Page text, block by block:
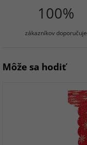
100%
zákazníkov doporučuje
Môže sa hodiť